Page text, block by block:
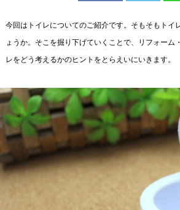
今回はトイレについてのご紹介です。そもそもトイ
ょうか。そこを掘り下げていくことで、リフォーム
レをどう考えるかのヒントをとらえいにいきます。